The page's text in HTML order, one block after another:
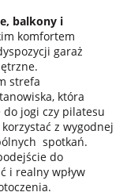
balkony i
komfortem
garaż
strefa
która
jogi czy pilatesu
korzystać z wygodnej
spotkań.
do
i realny wpływ